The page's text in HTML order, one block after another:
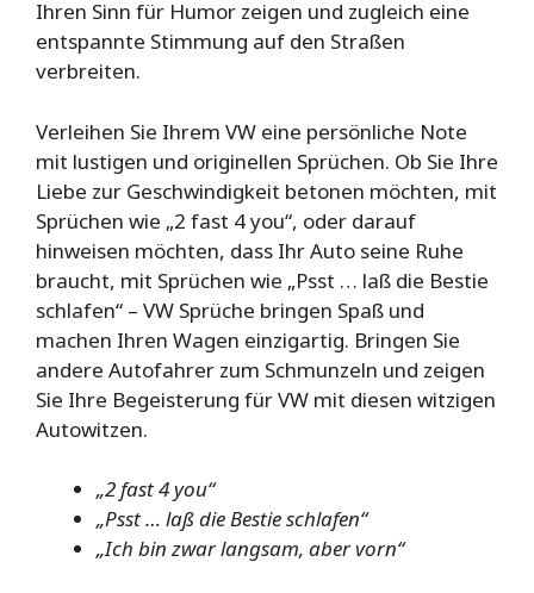
Ihren Sinn für Humor zeigen und zugleich eine
entspannte Stimmung auf den Straßen
verbreiten.
Verleihen Sie Ihrem VW eine persönliche Note
mit lustigen und originellen Sprüchen. Ob Sie Ihre
Liebe zur Geschwindigkeit betonen möchten, mit
Sprüchen wie „2 fast 4 you“, oder darauf
hinweisen möchten, dass Ihr Auto seine Ruhe
braucht, mit Sprüchen wie „Psst … laß die Bestie
schlafen“ – VW Sprüche bringen Spaß und
machen Ihren Wagen einzigartig. Bringen Sie
andere Autofahrer zum Schmunzeln und zeigen
Sie Ihre Begeisterung für VW mit diesen witzigen
Autowitzen.
„2 fast 4 you“
„Psst … laß die Bestie schlafen“
„Ich bin zwar langsam, aber vorn“